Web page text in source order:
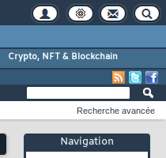
Crypto, NFT & Blockchain
Navigation
Recherche avancée